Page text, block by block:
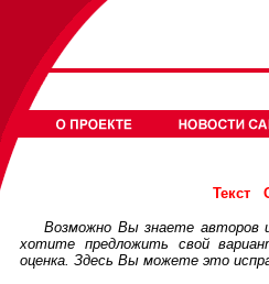
Текст
Возможно Вы знаете авторов
хотите предложить свой
оценка. Здесь Вы можете это